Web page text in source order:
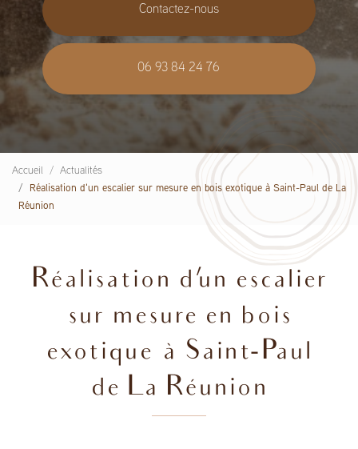
Contactez-nous
06 93 84 24 76
Accueil
Actualités
Réalisation d'un escalier sur mesure en bois exotique à Saint-Paul de La
Réunion
Réalisation d'un escalier
sur mesure en bois
exotique à Saint-Paul
de La Réunion